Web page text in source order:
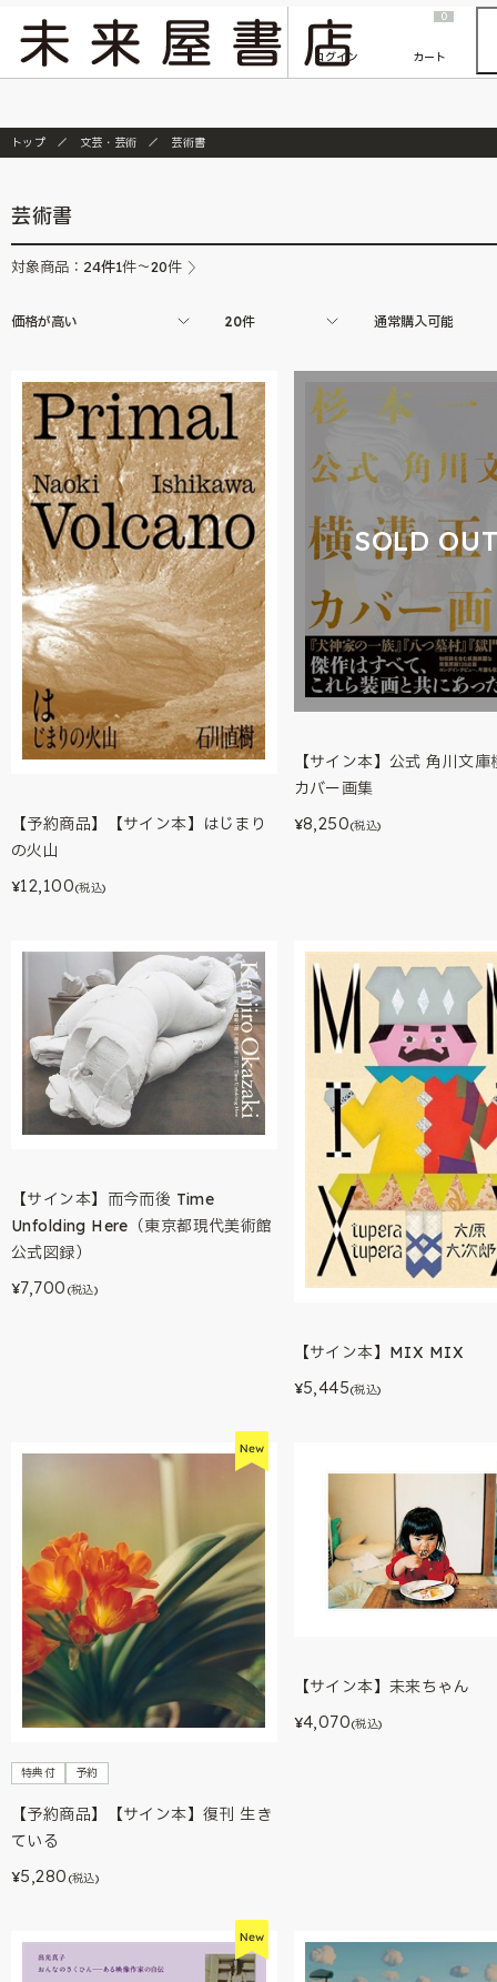
『ONE PIECE magazine 021 ONE PIECEカード付き同梱版』発売延期のご案内
ログイン
0
カート
トップ 文芸・芸術 芸術書
芸術書
対象商品： 24件1件～20件
価格が高い 20件 通常購入可能
【予約商品】【サイン本】はじまり
の火山
¥12,100(税込)
SOLD
【サイン本】公式 角川文
カバー画集
¥8,250(税込)
【サイン本】而今而後 Time
Unfolding Here（東京都現代美術館
公式図録）
¥7,700 (税込)
【サイン本】MIX MIX
¥5,445(税込)
特典付 予約
【予約商品】【サイン本】復刊 生き
ている
¥5,280 (税込)
【サイン本】未来ちゃん
¥4,070(税込)